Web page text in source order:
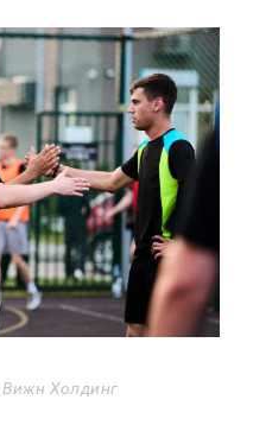
Вижн Холдинг